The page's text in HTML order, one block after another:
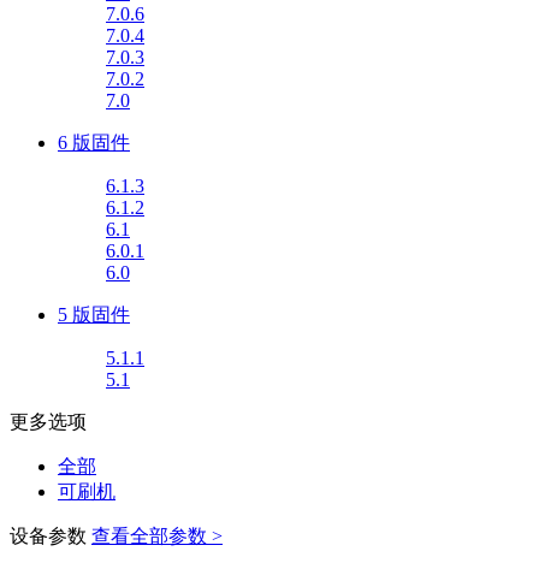
7.0.6
7.0.4
7.0.3
7.0.2
7.0
6 版固件
6.1.3
6.1.2
6.1
6.0.1
6.0
5 版固件
5.1.1
5.1
更多选项
全部
可刷机
设备参数 查看全部参数 >